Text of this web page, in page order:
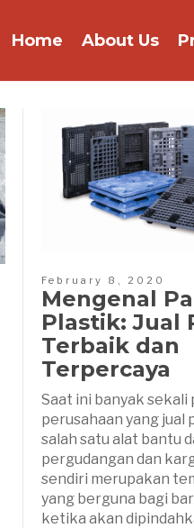
Home About Us
February 8, 2020
Mengenal
Plastik: Jual
Terbaik dan
Terpercaya
Saat ini banyak sekali
perusahaan yang jual
salah satu alat bantu
pergudangan dan
sendiri merupakan
yang berguna bagi
ketika akan